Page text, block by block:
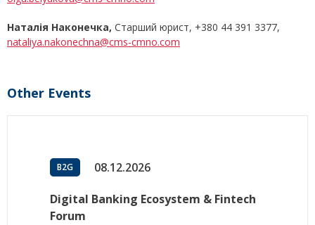
Наталія Наконечка, Старший юрист, +380 44 391 3377,
nataliya.nakonechna@cms-cmno.com
Other Events
B2G 08.12.2026
Digital Banking Ecosystem & Fintech
Forum